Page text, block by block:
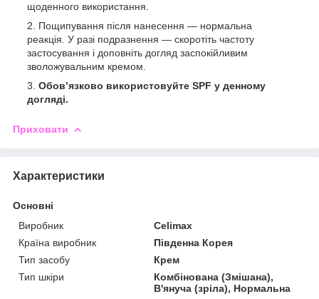
щоденного використання.
Пощипування після нанесення — нормальна
реакція. У разі подразнення — скоротіть частоту
застосування і доповніть догляд заспокійливим
зволожувальним кремом.
Обов’язково використовуйте SPF у денному
догляді.
Приховати
Характеристики
Основні
Виробник
Celimax
Країна виробник
Південна Корея
Тип засобу
Крем
Тип шкіри
Комбінована (Змішана),
В'януча (зріла), Нормальна